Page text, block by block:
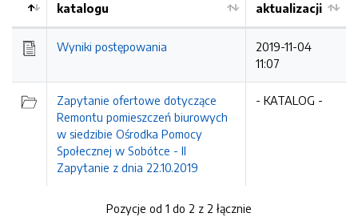
katalogu
aktualizacji
Wyniki postępowania
2019-11-04
11:07
Zapytanie ofertowe dotyczące
Remontu pomieszczeń biurowych
w siedzibie Ośrodka Pomocy
Społecznej w Sobótce - II
Zapytanie z dnia 22.10.2019
- KATALOG -
Pozycje od 1 do 2 z 2 łącznie